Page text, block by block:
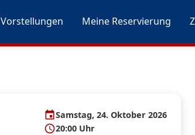
Vorstellungen Meine Reservierung
eventSamstag, 24. Oktober 2026
schedule20:00 Uhr